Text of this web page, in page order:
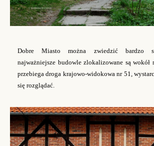
Dobre Miasto można zwiedzić bardzo
najważniejsze budowle zlokalizowane są wokół
przebiega droga krajowo-widokowa nr 51,
się rozglądać.